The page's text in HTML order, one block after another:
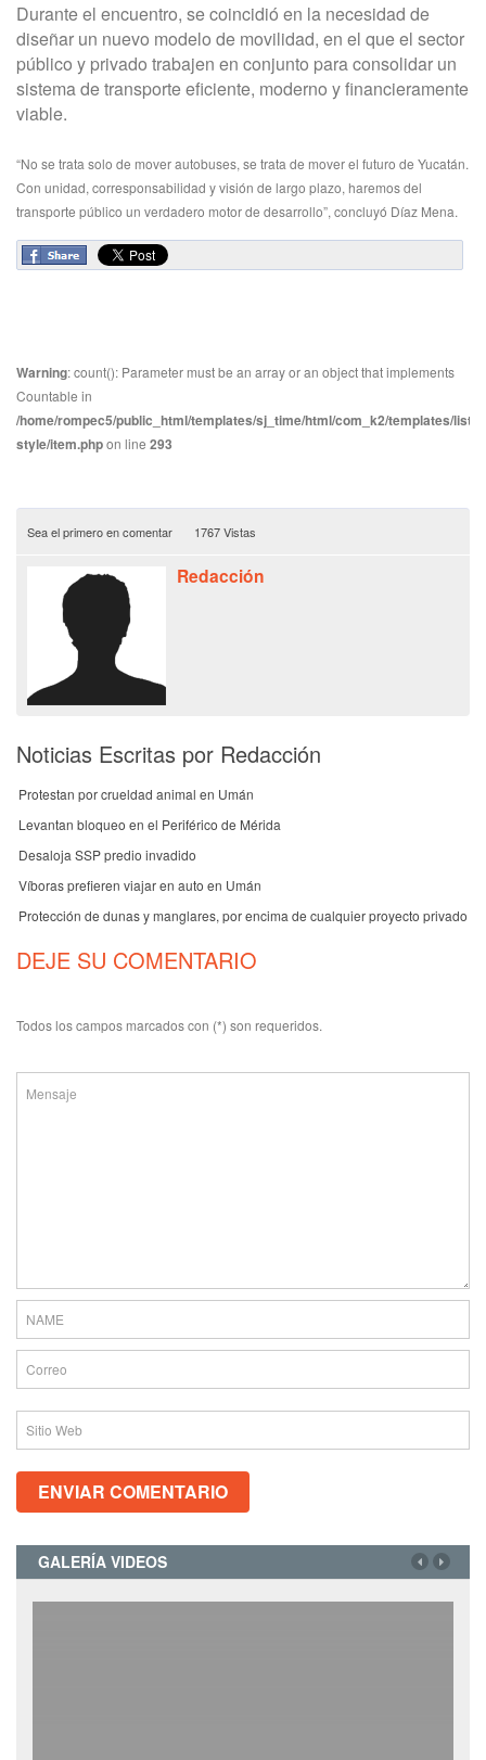
Durante el encuentro, se coincidió en la necesidad de
diseñar un nuevo modelo de movilidad, en el que el sector
público y privado trabajen en conjunto para consolidar un
sistema de transporte eficiente, moderno y financieramente
viable.
“No se trata solo de mover autobuses, se trata de mover el futuro de Yucatán.
Con unidad, corresponsabilidad y visión de largo plazo, haremos del
transporte público un verdadero motor de desarrollo”, concluyó Díaz Mena.
Warning: count(): Parameter must be an array or an object that implements
Countable in
/home/rompec5/public_html/templates/sj_time/html/com_k2/templates/
style/item.phpon line 293
Sea el primero en comentar 1767 Vistas
Redacción
Noticias Escritas por Redacción
Protestan por crueldad animal en Umán
Levantan bloqueo en el Periférico de Mérida
Desaloja SSP predio invadido
Víboras prefieren viajar en auto en Umán
Protección de dunas y manglares, por encima de cualquier proyecto privado
DEJE SU COMENTARIO
Todos los campos marcados con (*) son requeridos.
GALERÍA VIDEOS